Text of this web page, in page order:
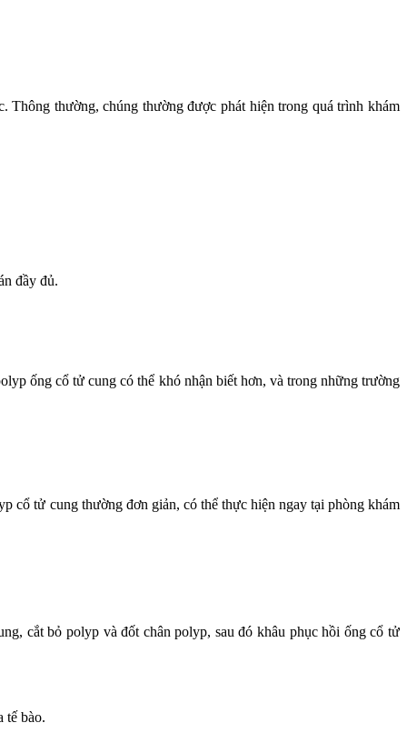
Thông thường, chúng thường được phát hiện trong quá trình khám
đầy đủ.
ống cổ tử cung có thể khó nhận biết hơn, và trong những trường
cổ tử cung thường đơn giản, có thể thực hiện ngay tại phòng khám
cắt bỏ polyp và đốt chân polyp, sau đó khâu phục hồi ống cổ tử
tế bào.